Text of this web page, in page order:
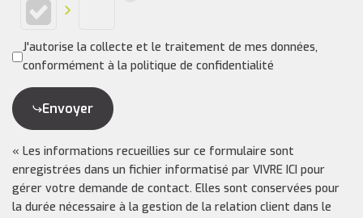
J'autorise la collecte et le traitement de mes données,
conformément à la politique de confidentialité
Envoyer
« Les informations recueillies sur ce formulaire sont
enregistrées dans un fichier informatisé par VIVRE ICI pour
gérer votre demande de contact. Elles sont conservées pour
la durée nécessaire à la gestion de la relation client dans le